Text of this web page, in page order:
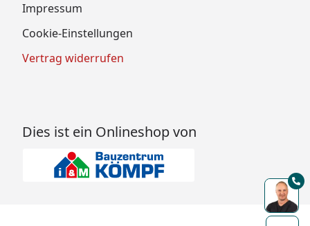
Impressum
Cookie-Einstellungen
Vertrag widerrufen
Dies ist ein Onlineshop von